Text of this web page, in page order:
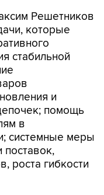
Решетников
которые
стабильной
и
помощь
в
системные меры
поставок,
роста гибкости